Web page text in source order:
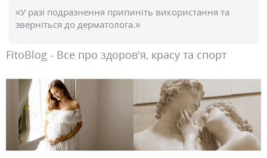
«У разі подразнення припиніть використання та
зверніться до дерматолога.»
FitoBlog - Все про здоров'я, красу та спорт